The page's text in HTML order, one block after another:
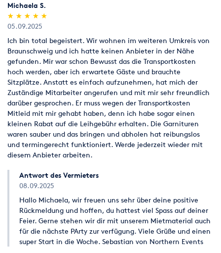
Michaela S.
(*)
★
★
(*) ★
★
(*) ★
★
(*) ★
★
(*) ★
★
05.09.2025
Ich bin total begeistert. Wir wohnen im weiteren Umkreis von
Braunschweig und ich hatte keinen Anbieter in der Nähe
gefunden. Mir war schon Bewusst das die Transportkosten
hoch werden, aber ich erwartete Gäste und brauchte
Sitzplätze. Anstatt es einfach aufzunehmen, hat mich der
Zuständige Mitarbeiter angerufen und mit mir sehr freundlich
darüber gesprochen. Er muss wegen der Transportkosten
Mitleid mit mir gehabt haben, denn ich habe sogar einen
kleinen Rabat auf die Leihgebühr erhalten. Die Garnituren
waren sauber und das bringen und abholen hat reibungslos
und termingerecht funktioniert. Werde jederzeit wieder mit
diesem Anbieter arbeiten.
Antwort des Vermieters
08.09.2025
Hallo Michaela, wir freuen uns sehr über deine positive
Rückmeldung und hoffen, du hattest viel Spass auf deiner
Feier. Gerne stehen wir dir mit unserem Mietmaterial auch
für die nächste PArty zur verfügung. Viele Grüße und einen
super Start in die Woche. Sebastian von Northern Events